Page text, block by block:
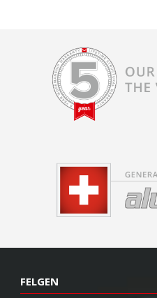
FELGEN